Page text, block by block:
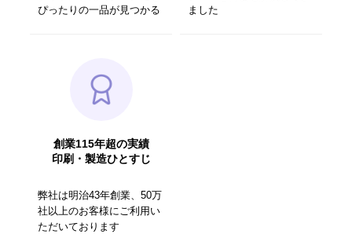
ぴったりの一品が見つかる
ました
創業115年超の実績
印刷・製造ひとすじ
弊社は明治43年創業、50万
社以上のお客様にご利用い
ただいております